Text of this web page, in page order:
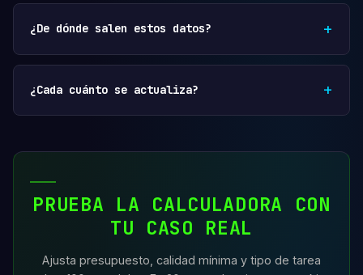
¿De dónde salen estos datos?
¿Cada cuánto se actualiza?
PRUEBA LA CALCULADORA CON
TU CASO REAL
Ajusta presupuesto, calidad mínima y tipo de tarea